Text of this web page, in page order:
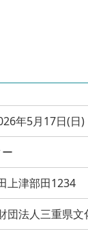
年5月17日(日)
ー
上津部田1234
団法人三重県